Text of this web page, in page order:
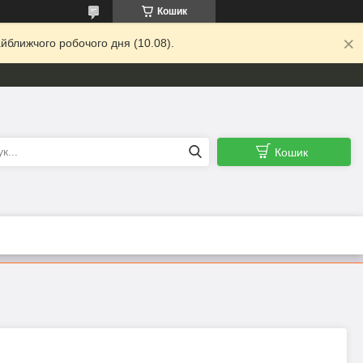
Кошик
робочого дня (10.08).
Кошик